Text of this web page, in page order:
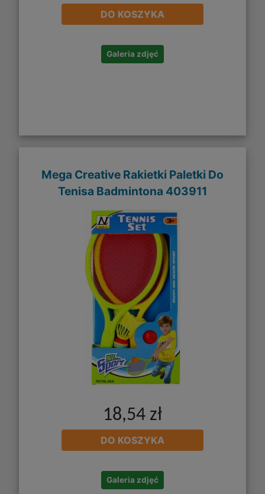
DO KOSZYKA
Galeria zdjęć
Mega Creative Rakietki Paletki Do
Tenisa Badmintona 403911
18,54 zł
DO KOSZYKA
Galeria zdjęć